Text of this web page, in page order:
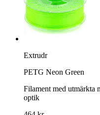
Extrudr
PETG Neon Green
Filament med utmärkta
optik